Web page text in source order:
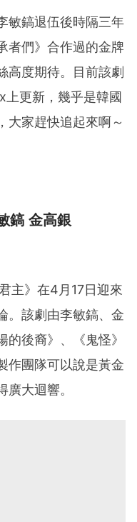
敏鎬退伍後時隔三年
者們》合作過的金牌
高度期待。目前該劇
更新，幾乎是韓國
大家趕快追起來啊～
鎬 金高銀
主》在4月17日迎來
。該劇由李敏鎬、金
後裔》、《鬼怪》
作團隊可以說是黃金
大迴響。